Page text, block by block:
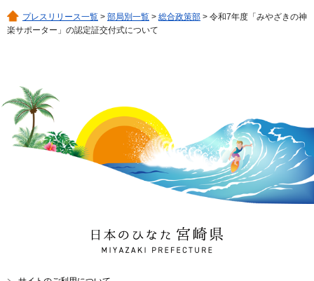
プレスリリース一覧 > 部局別一覧 > 総合政策部 > 令和7年度「みやざきの神
楽サポーター」の認定証交付式について
日本のひなた 宮崎県
MIYAZAKI PREFECTURE